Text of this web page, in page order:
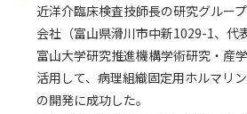
入試情報
教育・学生支
近洋介臨床検査技師長の研究グルー
会社（富山県滑川市中新1029-1、代
富山大学研究推進機構学術研究・産
活用して、病理組織固定用ホルマリ
の開発に成功した。